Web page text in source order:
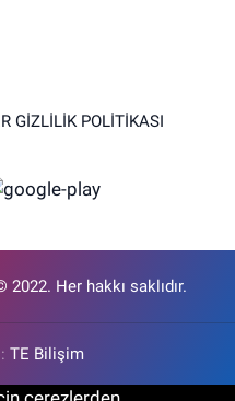
GİZLİLİK POLİTİKASI
Her hakkı saklıdır.
TE Bilişim